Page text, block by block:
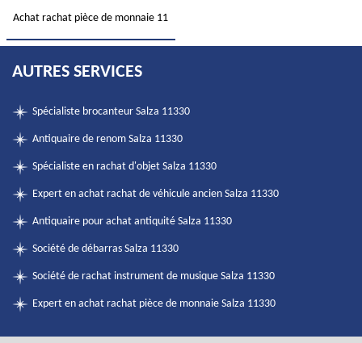
Achat rachat pièce de monnaie 11
AUTRES SERVICES
Spécialiste brocanteur Salza 11330
Antiquaire de renom Salza 11330
Spécialiste en rachat d'objet Salza 11330
Expert en achat rachat de véhicule ancien Salza 11330
Antiquaire pour achat antiquité Salza 11330
Société de débarras Salza 11330
Société de rachat instrument de musique Salza 11330
Expert en achat rachat pièce de monnaie Salza 11330